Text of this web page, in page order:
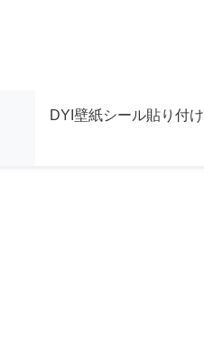
DYI壁紙シール貼り付け